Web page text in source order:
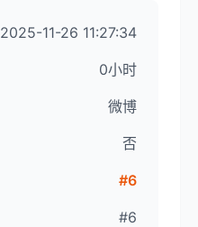
2025-11-26 11:27:34
0小时
微博
否
#6
#6